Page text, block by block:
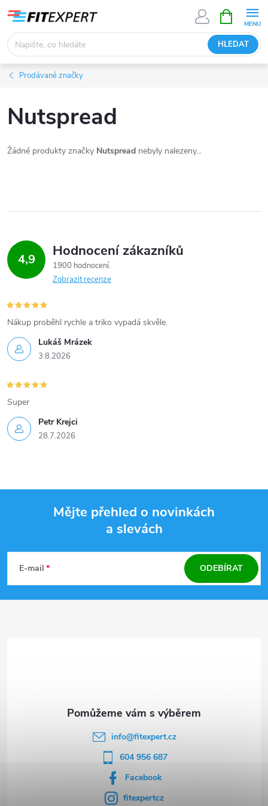
obsah
HLEDAT
NÁKUPNÍ
KOŠÍK
Prodávané značky
Nutspread
Žádné produkty značky Nutspread nebyly nalezeny...
4,9 Hodnocení zákazníků
1900 hodnocení
Zobrazit recenze
Lukáš Mrázek
3.8.2026
Nákup proběhl rychle a triko vypadá skvěle.
Petr Krejci
28.7.2026
Super
p
Mějte přehled o novinkách
a slevách
E-mail ODEBÍRAT
info@fitexpert.cz
604 956 687
Facebook
fitexpertcz